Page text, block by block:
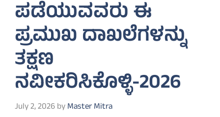
ಪಡೆಯುವವರು ಈ
ಪ್ರಮುಖ ದಾಖಲೆಗಳನ್ನು
ತಕ್ಷಣ
ನವೀಕರಿಸಿಕೊಳ್ಳಿ-2026
July 2, 2026byMaster Mitra